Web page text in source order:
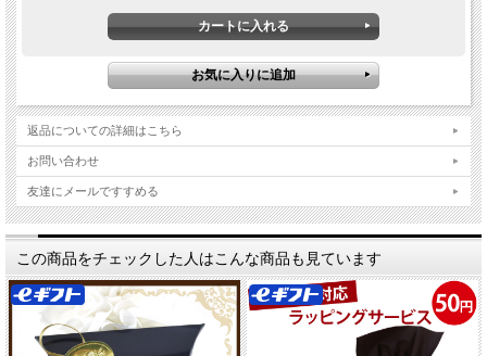
返品についての詳細はこちら
お問い合わせ
友達にメールですすめる
この商品をチェックした人はこんな商品も見ています